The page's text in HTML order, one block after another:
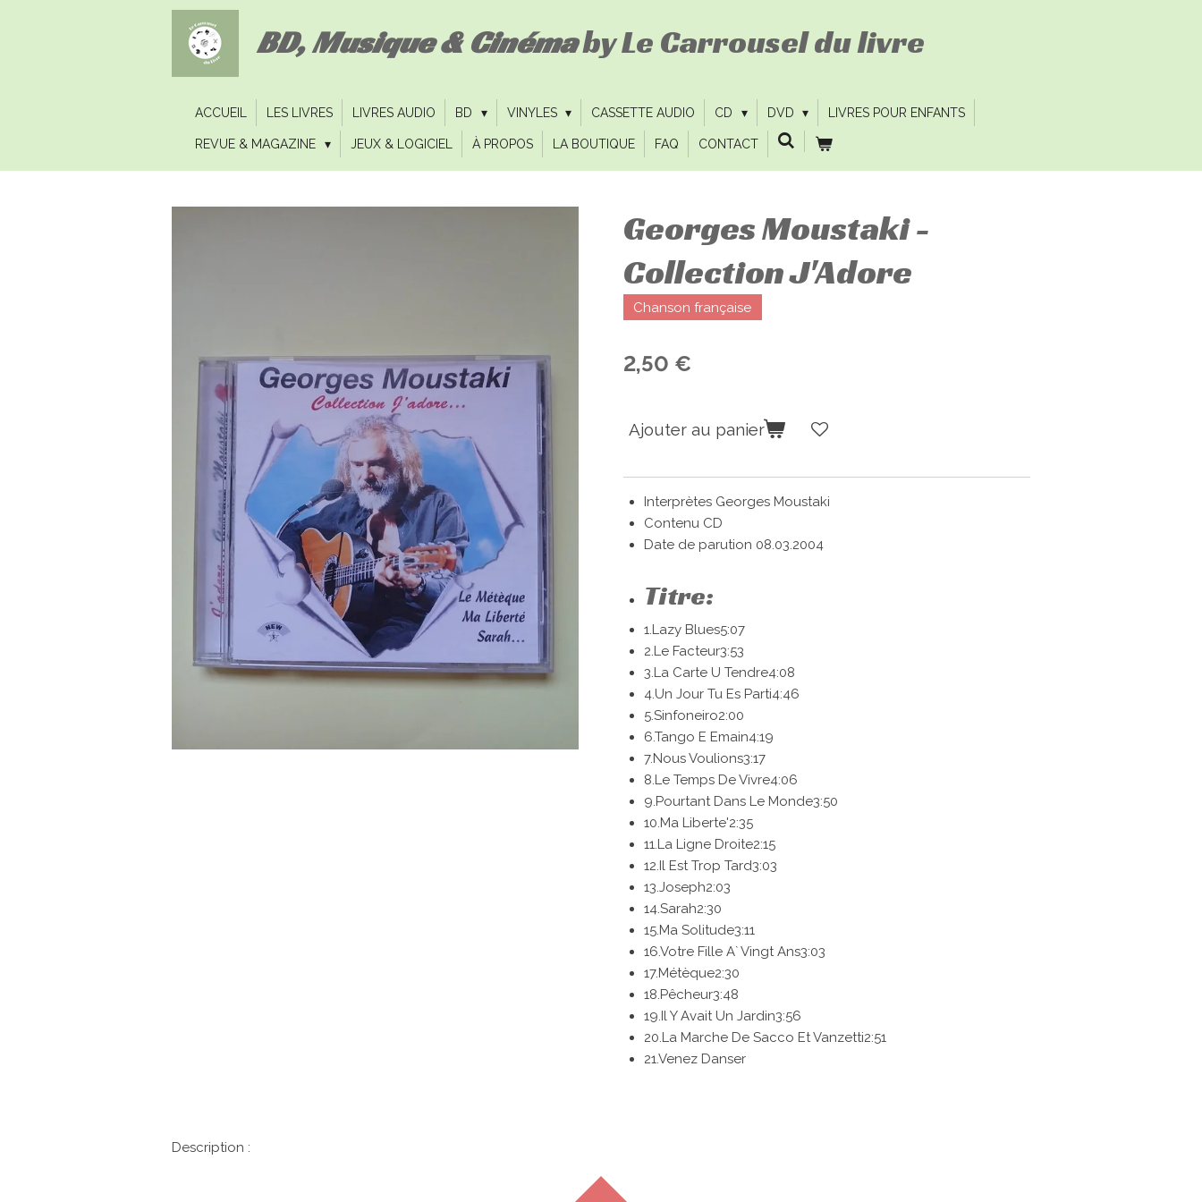
BD, Musique & Cinémaby Le Carrousel du livre
ACCUEIL LES LIVRES LIVRES AUDIO BD VINYLES CASSETTE AUDIO CD DVD LIVRES POUR ENFANTS
REVUE & MAGAZINE JEUX & LOGICIEL À PROPOS LA BOUTIQUE FAQ CONTACT
Georges Moustaki -
Collection J'Adore
Chanson française
2,50 €
Ajouter au panier
Interprètes Georges Moustaki
Contenu CD
Date de parution 08.03.2004
Titre:
1.Lazy Blues5:07
2.Le Facteur3:53
3.La Carte U Tendre4:08
4.Un Jour Tu Es Parti4:46
5.Sinfoneiro2:00
6.Tango E Emain4:19
7.Nous Voulions3:17
8.Le Temps De Vivre4:06
9.Pourtant Dans Le Monde3:50
10.Ma Liberte'2:35
11.La Ligne Droite2:15
12. Il Est Trop Tard3:03
13.Joseph2:03
14.Sarah2:30
15.Ma Solitude3:11
16.Votre Fille A` Vingt Ans3:03
17.Métèque2:30
18.Pêcheur3:48
19. Il Y Avait Un Jardin3:56
20.La Marche De Sacco Et Vanzetti2:51
21.Venez Danser
Description :